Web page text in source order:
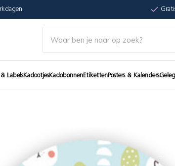
LabelsKadootjesKadobonnenEtikettenPosters & Kalenders